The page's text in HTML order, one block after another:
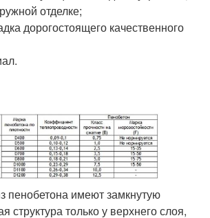
отделке;
дорогостоящего качественного
пенобетона имеют замкнутую
структура только у верхнего слоя,